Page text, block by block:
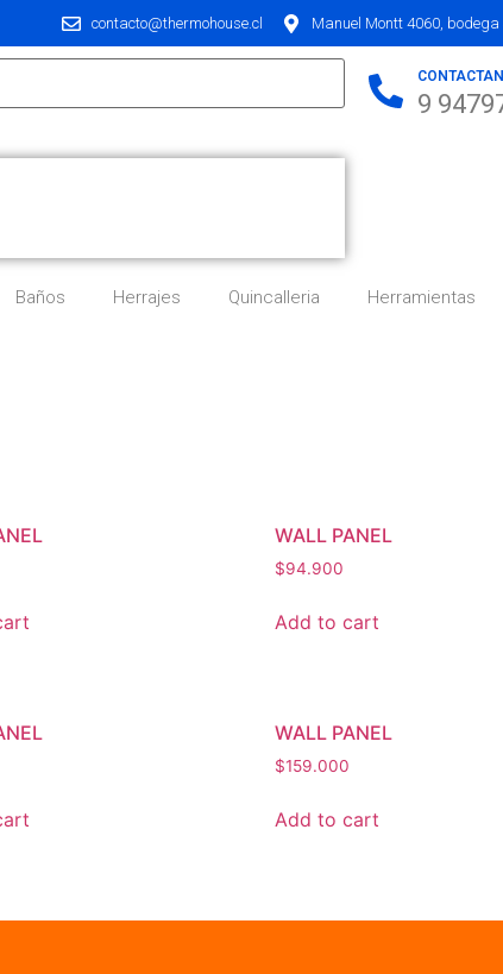
contacto@thermohouse.cl Manuel Montt 4060,
9
Baños Herrajes Quincalleria Herramientas
WALL PANEL
$94.900
Add to cart
WALL PANEL
$159.000
Add to cart